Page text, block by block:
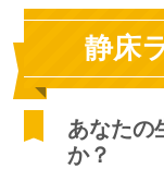
静床
あなたの
か？